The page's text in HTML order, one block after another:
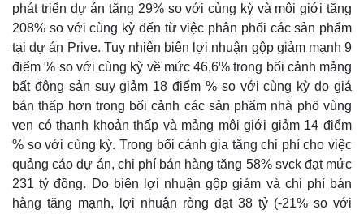
phát triển dự án tăng 29% so với cùng kỳ và môi giới tăng
208% so với cùng kỳ đến từ việc phân phối các sản phẩm
tại dự án Prive. Tuy nhiên biên lợi nhuận gộp giảm mạnh 9
điểm % so với cùng kỳ về mức 46,6% trong bối cảnh mảng
bất động sản suy giảm 18 điểm % so với cùng kỳ do giá
bán thấp hơn trong bối cảnh các sản phẩm nhà phố vùng
ven có thanh khoản thấp và mảng môi giới giảm 14 điểm
% so với cùng kỳ. Trong bối cảnh gia tăng chi phí cho việc
quảng cáo dự án, chi phí bán hàng tăng 58% svck đạt mức
231 tỷ đồng. Do biên lợi nhuận gộp giảm và chi phí bán
hàng tăng mạnh, lợi nhuận ròng đạt 38 tỷ (-21% so với